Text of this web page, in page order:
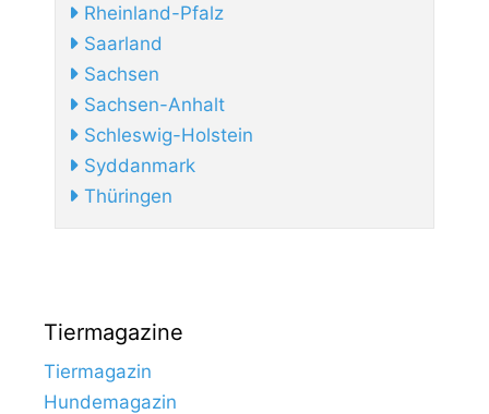
Rheinland-Pfalz
Saarland
Sachsen
Sachsen-Anhalt
Schleswig-Holstein
Syddanmark
Thüringen
Tiermagazine
Tiermagazin
Hundemagazin